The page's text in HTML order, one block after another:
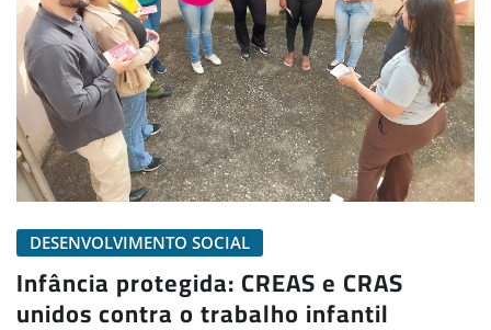
DESENVOLVIMENTO SOCIAL
Infância protegida: CREAS e CRAS
unidos contra o trabalho infantil